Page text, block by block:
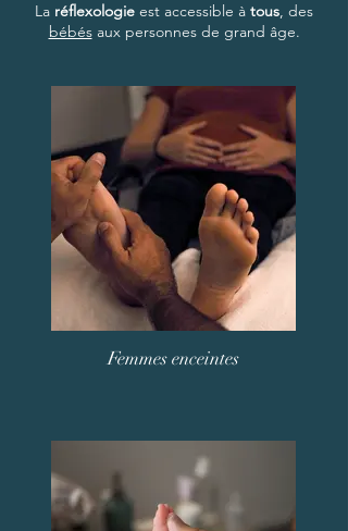
La réflexologie est accessible à tous, des
bébésaux personnes de grand âge.
Femmes enceintes